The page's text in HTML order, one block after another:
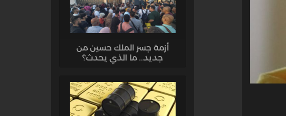
أزمة جسر الملك حسين من
جديد.. ما الذي يحدث؟